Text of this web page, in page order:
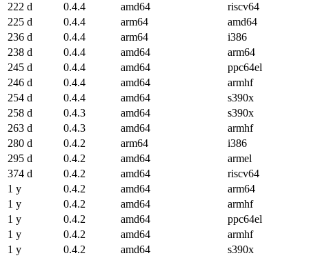
222 d
0.4.4 amd64
riscv64
225 d
0.4.4 arm64
amd64
236 d
0.4.4 arm64
i386
238 d
0.4.4 amd64
arm64
245 d
0.4.4 amd64
ppc64el
246 d
0.4.4 amd64
armhf
254 d
0.4.4 amd64
s390x
258 d
0.4.3 amd64
s390x
263 d
0.4.3 amd64
armhf
280 d
0.4.2 arm64
i386
295 d
0.4.2 amd64
armel
374 d
0.4.2 amd64
riscv64
1 y
0.4.2 amd64
arm64
1 y
0.4.2 amd64
armhf
1 y
0.4.2 amd64
ppc64el
1 y
0.4.2 amd64
armhf
1 y
0.4.2 amd64
s390x